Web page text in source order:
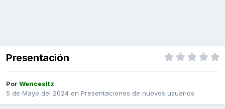
Presentación
PorWencesltz
5 de Mayo del 2024 en Presentaciones de nuevos usuarios